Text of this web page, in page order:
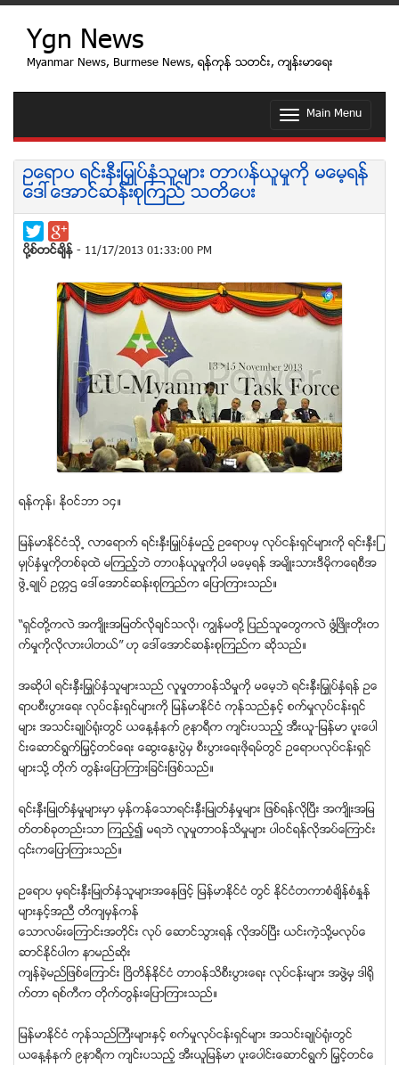
Ygn News
Myanmar News, Burmese News, ရန္ကုန္ သတင္း, က်န္းမာေရး
T
g
l
n
a
t
i
Main Menu
ဥေရာပ ရင္းႏွီးျမွဳပ္ႏွံသူမ်ား တာ၀န္ယူမႈကို မေမ့ရန္
ေဒၚေအာင္ဆန္းစုၾကည္ သတိေပး
ပုိ႔စ္တင္ခ်ိန္ - 11/17/2013 01:33:00 PM
ရန္ကုန္၊ ႏိုဝင္ဘာ ၁၄။
ျမန္မာႏိုင္ငံသို႕ လာေရာက္ ရင္းႏွီးျမွဳပ္ႏွံမည့္ ဥေရာပမွ လုပ္ငန္းရွင္မ်ားကို ရင္းႏွီးျ
မွဳပ္ႏွံမႈကိုတစ္ခုထဲ မၾကည့္ဘဲ တာ၀န္ယူမႈကိုပါ မေမ့ရန္ အမ်ိဳးသားဒီမိုကေရစီအ
ဖြဲ႕ခ်ဳပ္ ဥကၠဌ ေဒၚေအာင္ဆန္းစုၾကည္က ေျပာၾကားသည္။
“ရွင္တုိ႔ကလဲ အက်ိဳးအျမတ္လိုခ်င္သလို၊ ကၽြန္မတုိ႔ ျပည္သူေတြကလဲ ဖြံ႔ျဖိဳးတုိးတ
က္မႈကိုလိုလားပါတယ္” ဟု ေဒၚေအာင္ဆန္းစုၾကည္က ဆိုသည္။
အဆိုပါ ရင္းႏွီးျမွဳပ္ႏွံသူမ်ားသည္ လူမႈတာဝန္သိမႈကို မေမ့ဘဲ ရင္းႏွီးျမွဳပ္ႏွံရန္ ဥေ
ရာပစီးပြားေရး လုပ္ငန္းရွင္မ်ားကို ျမန္မာႏိုင္ငံ ကုန္သည္ႏွင့္ စက္မႈလုပ္ငန္းရွင္
မ်ား အသင္းခ်ဳပ္ရုံးတြင္ ယေန႔နံနက္ ၉နာရီက က်င္းပသည့္ အီးယူ-ျမန္မာ ပူးေပါ
င္းေဆာင္ရြက္ျမွင့္တင္ေရး ေဆြးေႏြးပြဲမွ စီးပြားေရးဖုိရမ္တြင္ ဥေရာပလုပ္ငန္းရွင္
မ်ားသို႔ တုိက္ တြန္းေျပာၾကားျခင္းျဖစ္သည္။
ရင္းႏွီးျမဳတ္ႏွံမႈမ်ားမွာ မွန္ကန္ေသာရင္းႏွီးျမဳတ္ႏွံမႈမ်ား ျဖစ္ရန္လိုၿပီး အက်ိဳးအျမ
တ္တစ္ခုတည္းသာ ၾကည့္၍ မရဘဲ လူမႈတာဝန္သိမႈမ်ား ပါဝင္ရန္လိုအပ္ေၾကာင္း
၎ကေျပာၾကားသည္။
ဥေရာပ မွရင္းႏွီးျမဳတ္ႏွံသူမ်ားအေနျဖင့္ ျမန္မာႏိုင္ငံ တြင္ ႏိုင္ငံတကာစံခ်ိန္စံႏႈန္
မ်ားႏွင့္အညီ တိက်မွန္ကန္
ေသာလမ္းေၾကာင္းအတုိင္း လုပ္ ေဆာင္သြားရန္ လိုအပ္ၿပီး ယင္းကဲ့သုိ႔မလုပ္ေ
ဆာင္ႏိုင္ပါက နာမည္ဆုိး
က်န္ခဲ့မည္ျဖစ္ေၾကာင္း ၿဗိတိန္ႏိုင္ငံ တာဝန္သိစီးပြားေရး လုပ္ငန္းမ်ား အဖြဲ႔မွ ဒါရို
က္တာ ရစ္ကီက တုိက္တြန္းေျပာၾကားသည္။
ျမန္မာႏိုင္ငံ ကုန္သည္ႀကီးမ်ားႏွင့္ စက္မႈလုပ္ငန္းရွင္မ်ား အသင္းခ်ဳပ္ရုံးတြင္
ယေန႔နံနက္ ၉နာရီက က်င္းပသည့္ အီးယူျမန္မာ ပူးေပါင္းေဆာင္ရြက္ ျမွင့္တင္ေ